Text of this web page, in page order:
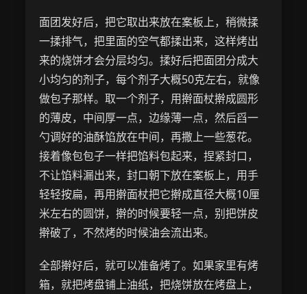
面团发好后，把它取出来放在案板上，稍微揉
一揉排气，把里面的空气都揉出来，这样烤出
来的烧饼才会分层均匀。揉好后把面团分成大
小均匀的剂子，每个剂子大概50克左右，就像
做包子那样。取一个剂子，用擀面杖擀成圆形
的薄皮，中间厚一点，边缘薄一点，然后舀一
勺调好的油酥馅放在中间，再撒上一些葱花。
接着像包包子一样把馅料包起来，捏紧封口，
不让馅料漏出来，封口朝下放在案板上，用手
轻轻按扁，再用擀面杖把它擀成直径大概10厘
米左右的圆饼，擀的时候要轻一点，别把饼皮
擀破了，不然烤的时候油会流出来。
全部擀好后，就可以准备烤了。如果家里有烤
箱，就把烤盘铺上油纸，把烧饼放在烤盘上，